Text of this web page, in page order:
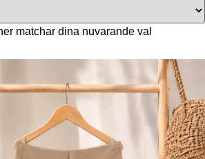
matchar dina nuvarande val